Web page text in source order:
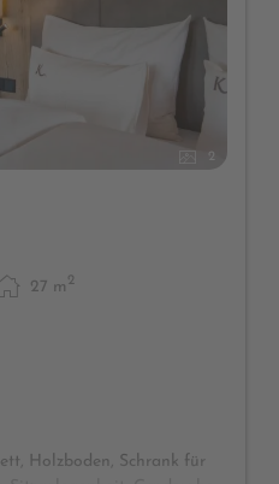
2
27 m 2
Holzboden, Schrank für